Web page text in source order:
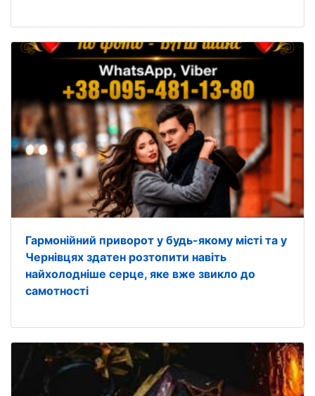
Гармонійний приворот у будь-якому місті та у
Чернівцях здатен розтопити навіть
найхолодніше серце, яке вже звикло до
самотності